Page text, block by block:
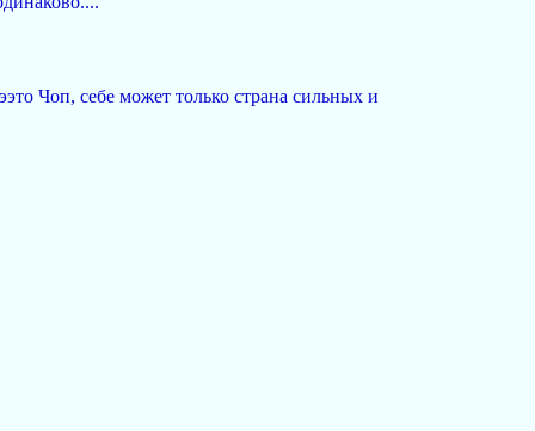
Чоп, себе может только страна сильных и